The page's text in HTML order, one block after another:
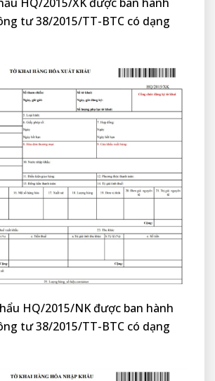
tư 38/2015/TT-BTC có dạng
HQ/2015/NK được ban hành
tư 38/2015/TT-BTC có dạng